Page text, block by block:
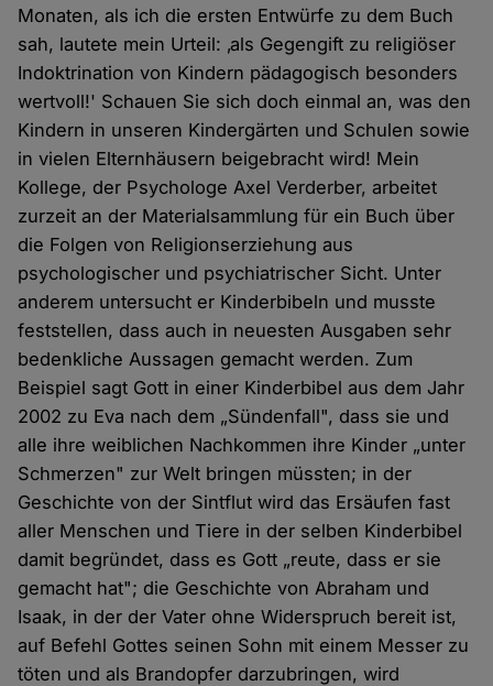
Monaten, als ich die ersten Entwürfe zu dem Buch
sah, lautete mein Urteil: ‚als Gegengift zu religiöser
Indoktrination von Kindern pädagogisch besonders
wertvoll!' Schauen Sie sich doch einmal an, was den
Kindern in unseren Kindergärten und Schulen sowie
in vielen Elternhäusern beigebracht wird! Mein
Kollege, der Psychologe Axel Verderber, arbeitet
zurzeit an der Materialsammlung für ein Buch über
die Folgen von Religionserziehung aus
psychologischer und psychiatrischer Sicht. Unter
anderem untersucht er Kinderbibeln und musste
feststellen, dass auch in neuesten Ausgaben sehr
bedenkliche Aussagen gemacht werden. Zum
Beispiel sagt Gott in einer Kinderbibel aus dem Jahr
2002 zu Eva nach dem „Sündenfall", dass sie und
alle ihre weiblichen Nachkommen ihre Kinder „unter
Schmerzen" zur Welt bringen müssten; in der
Geschichte von der Sintflut wird das Ersäufen fast
aller Menschen und Tiere in der selben Kinderbibel
damit begründet, dass es Gott „reute, dass er sie
gemacht hat"; die Geschichte von Abraham und
Isaak, in der der Vater ohne Widerspruch bereit ist,
auf Befehl Gottes seinen Sohn mit einem Messer zu
töten und als Brandopfer darzubringen, wird